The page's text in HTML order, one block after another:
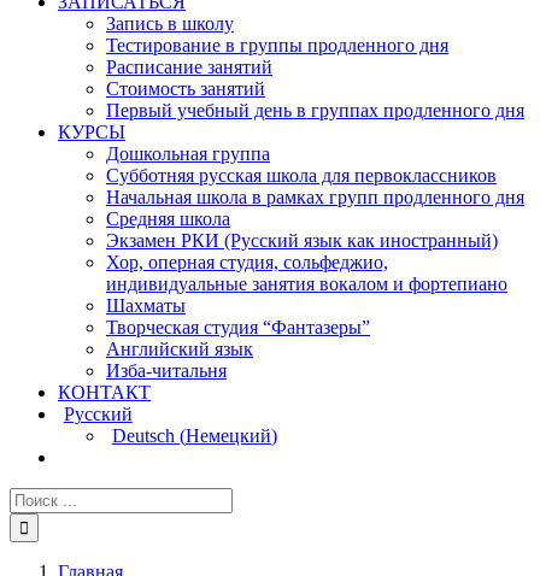
Запись в школу
Тестирование в группы продленного дня
Расписание занятий
Стоимость занятий
Первый учебный день в группах продленного дня
КУРСЫ
Дошкольная группа
Субботняя русская школа для первоклассников
Начальная школа в рамках групп продленного дня
Средняя школа
Экзамен РКИ (Русский язык как иностранный)
Хор, оперная студия, сольфеджио,
индивидуальные занятия вокалом и фортепиано
Шахматы
Творческая студия “Фантазеры”
Английский язык
Изба-читальня
КОНТАКТ
Русский
Deutsch (Немецкий)
Главная